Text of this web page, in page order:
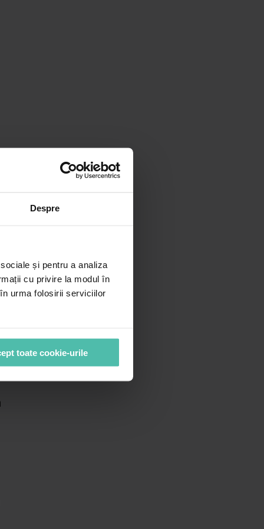
Despre
și pentru a analiza
cu privire la modul în
urma folosirii serviciilor
toate cookie-urile